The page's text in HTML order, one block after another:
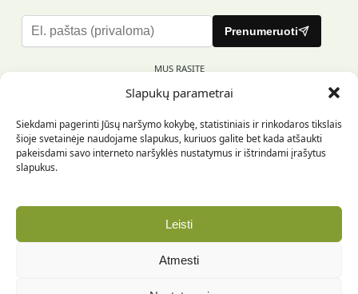
Slapukų parametrai
Siekdami pagerinti Jūsų naršymo kokybę, statistiniais ir rinkodaros tikslais
šioje svetainėje naudojame slapukus, kuriuos galite bet kada atšaukti
pakeisdami savo interneto naršyklės nustatymus ir ištrindami įrašytus
slapukus.
Leisti
Atmesti
l
a
l
e
a
Prenumeruoti
MUS RASITE
INFORMACIJA PIRKĖJUI
REKVIZITAI